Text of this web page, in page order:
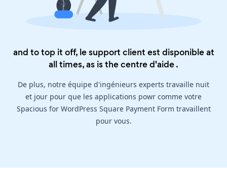
and to top it off, le support client est disponible at
all times, as is thecentre d'aide.
De plus, notre équipe d'ingénieurs experts travaille nuit
et jour pour que les applications powr comme votre
Spacious for WordPress Square Payment Form travaillent
pour vous.